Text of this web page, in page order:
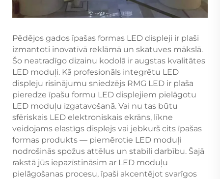
Pēdējos gados īpašas formas LED displeji ir plaši
izmantoti inovatīvā reklāmā un skatuves mākslā.
Šo neatradīgo dizainu kodolā ir augstas kvalitātes
LED moduļi. Kā profesionāls integrētu LED
displeju risinājumu sniedzējs RMG LED ir plaša
pieredze īpašu formu LED displejiem pielāgotu
LED moduļu izgatavošanā. Vai nu tas būtu
sfēriskais LED elektroniskais ekrāns, līkne
veidojams elastīgs displejs vai jebkurš cits īpašas
formas produkts — piemērotie LED moduļi
nodrošinās spožus attēlus un stabili darbību. Šajā
rakstā jūs iepazīstināsim ar LED moduļu
pielāgošanas procesu, īpaši akcentējot svarīgos